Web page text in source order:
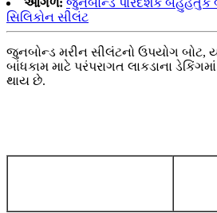
આગળ: જુનબોન્ડ પારદર્શક
સિલિકોન સીલંટ
જુનબોન્ડ મરીન સીલંટનો ઉપયોગ બોટ,
બાંધકામ માટે પરંપરાગત લાકડાના
થાય છે.